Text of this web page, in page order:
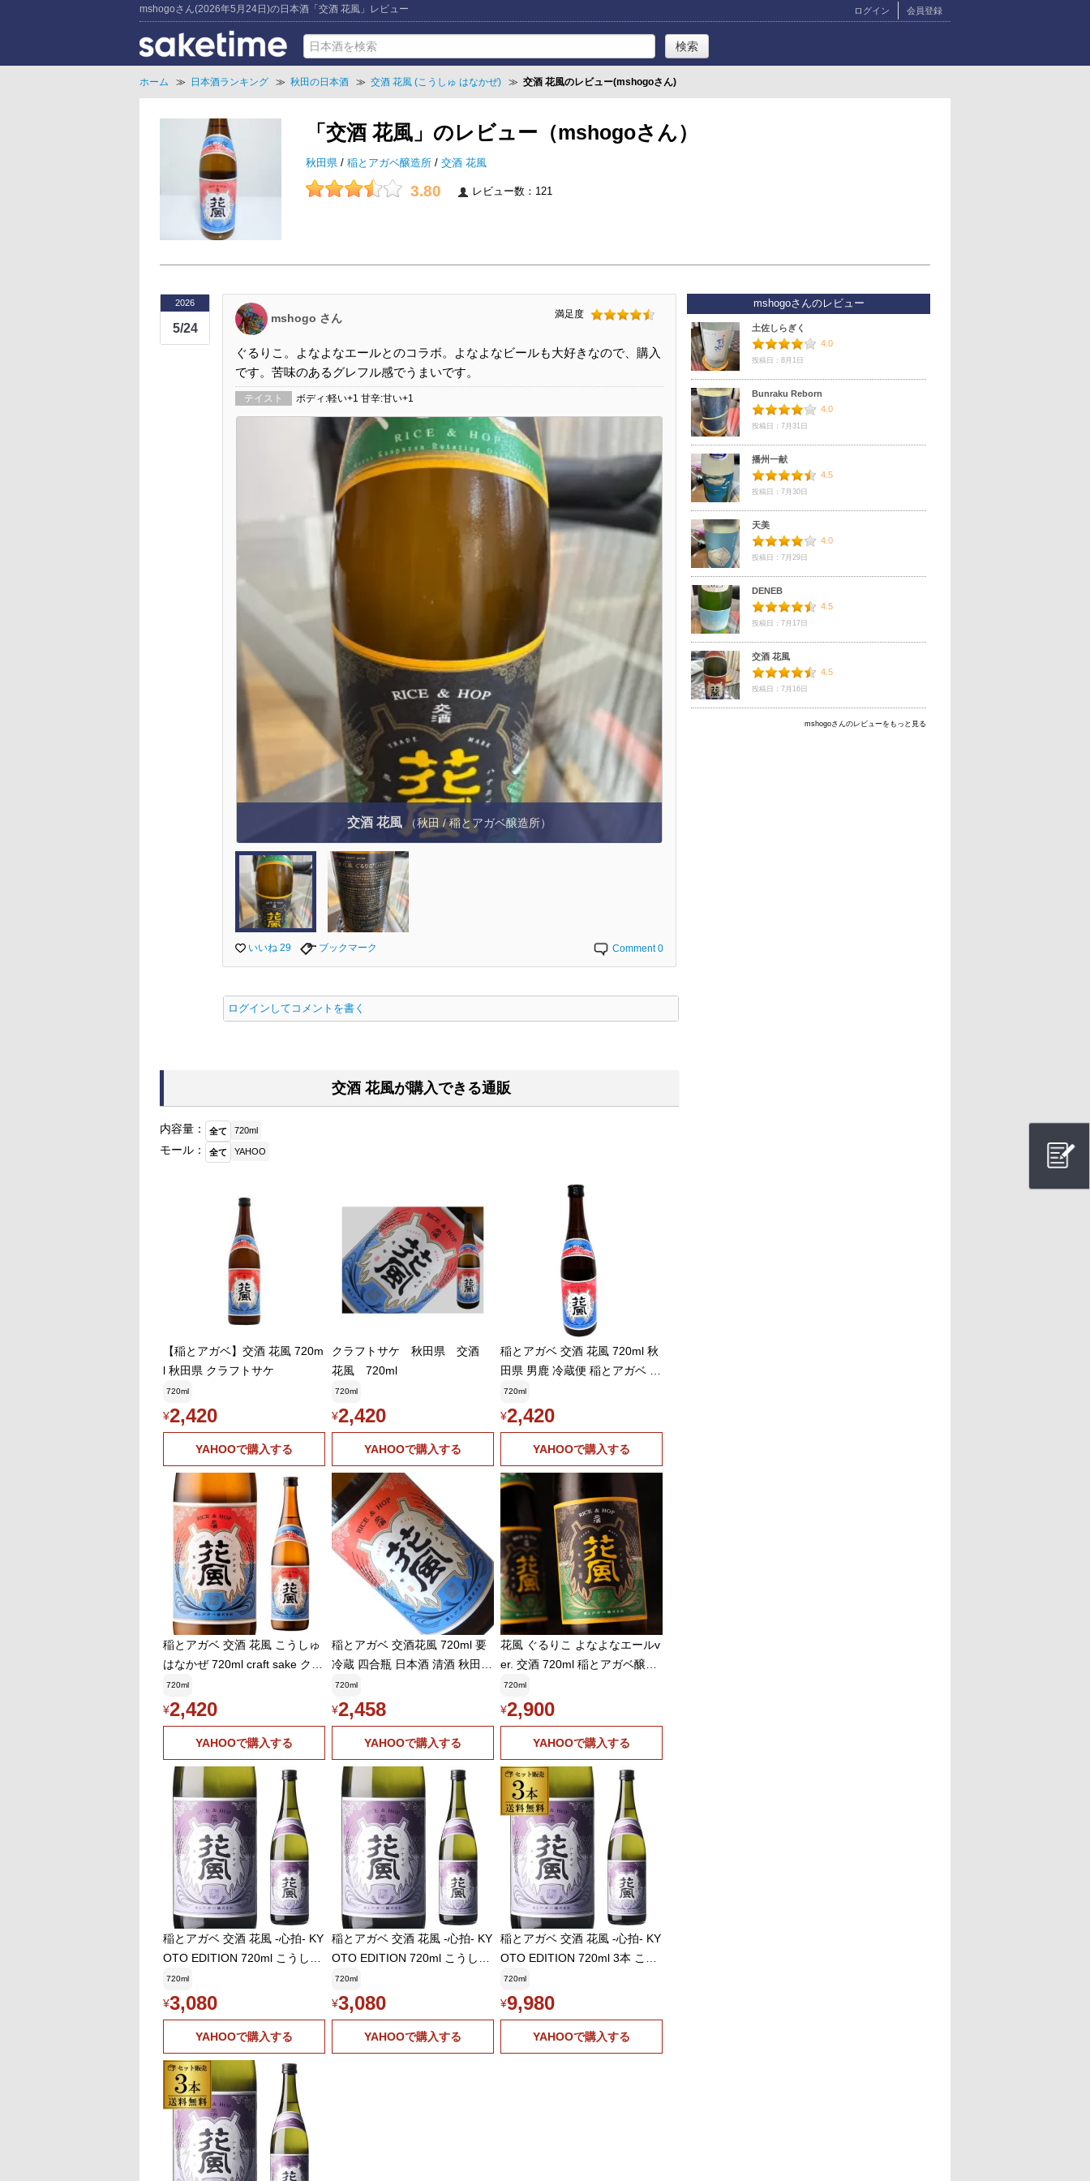
mshogoさん(2026年5月24日)の日本酒「交酒 花風」レビュー ログイン 会員登録
ホーム ≫ 日本酒ランキング ≫ 秋田の日本酒 ≫ 交酒 花風 (こうしゅ はなかぜ) ≫ 交酒 花風のレビュー(mshogoさん)
「交酒 花風」のレビュー（mshogoさん）
秋田県 / 稲とアガベ醸造所 / 交酒 花風
3.80 レビュー数：121
2026
5/24
mshogo さん 満足度
ぐるりこ。よなよなエールとのコラボ。よなよなビールも大好きなので、購入
です。苦味のあるグレフル感でうまいです。
テイスト ボディ:軽い+1 甘辛:甘い+1
交酒 花風 （秋田 / 稲とアガベ醸造所）
いいね 29 ブックマーク Comment 0
ログインしてコメントを書く
mshogoさんのレビュー
土佐しらぎく
4.0
投稿日：8月1日
Bunraku Reborn
4.0
投稿日：7月31日
播州一献
4.5
投稿日：7月30日
天美
4.0
投稿日：7月29日
DENEB
4.5
投稿日：7月17日
交酒 花風
4.5
投稿日：7月16日
mshogoさんのレビューをもっと見る
交酒 花風が購入できる通販
内容量： 全て 720ml
モール： 全て YAHOO
【稲とアガベ】交酒 花風 720m
l 秋田県 クラフトサケ
720ml
¥2,420
YAHOOで購入する
クラフトサケ 秋田県 交酒
花風 720ml
720ml
¥2,420
YAHOOで購入する
稲とアガベ 交酒 花風 720ml 秋
田県 男鹿 冷蔵便 稲とアガベ 要
冷蔵
720ml
¥2,420
YAHOOで購入する
稲とアガベ 交酒 花風 こうしゅ
はなかぜ 720ml craft sake クラ
フトサケ 秋田県 男鹿市 [クール
配送] 虎S
720ml
¥2,420
YAHOOで購入する
稲とアガベ 交酒花風 720ml 要
冷蔵 四合瓶 日本酒 清酒 秋田
稲とアガベ醸造所 いねとあがべ
720ml
¥2,458
YAHOOで購入する
花風 ぐるりこ よなよなエールv
er. 交酒 720ml 稲とアガベ醸造
所 秋田県 クラフトサケ 通販
【クール便指定】
720ml
¥2,900
YAHOOで購入する
稲とアガベ 交酒 花風 -心拍- KY
OTO EDITION 720ml こうしゅ
はなかぜ craft sake クラフトサ
720ml
¥3,080
YAHOOで購入する
稲とアガベ 交酒 花風 -心拍- KY
OTO EDITION 720ml こうしゅ
はなかぜ craft sake クラフトサ
720ml
¥3,080
YAHOOで購入する
稲とアガベ 交酒 花風 -心拍- KY
OTO EDITION 720ml 3本 こう
しゅ はなかぜ craft sake クラフ
トサケ 秋田県 男鹿市 [クール配
720ml
¥9,980
YAHOOで購入する